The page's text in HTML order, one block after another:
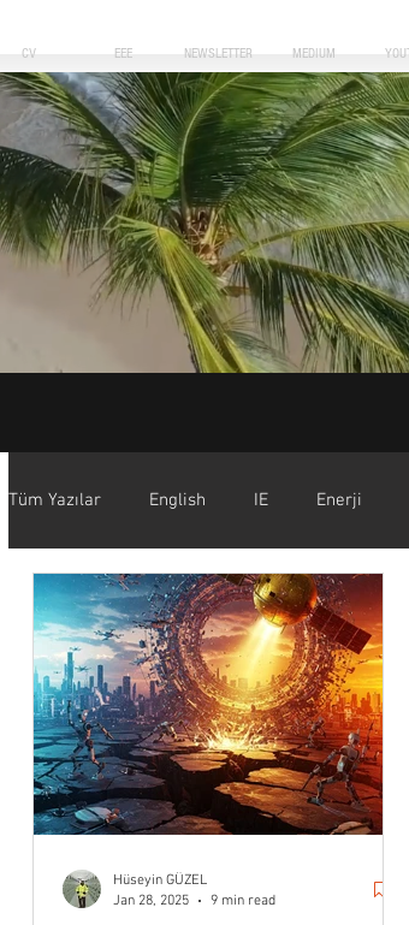
CV EEE NEWSLETTER MEDIUM
172 posts
116 posts
565 posts
284 posts
467 posts
144 posts
144 posts
221 posts
92 posts
284 posts
656 posts
600 posts
Tüm Yazılar English IE Enerji
Tarih Uygulamalar Motivasyon
Liderlik Girişimcilik Strateji
Müzik Sağlık Uzay Veri Bilimi
Nick Wignall Thomas Oppong
Hüseyin GÜZEL
Jan 28, 2025
9 min read